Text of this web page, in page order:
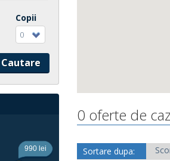
Copii
0
990 lei
0 oferte de
Sortare dupa: